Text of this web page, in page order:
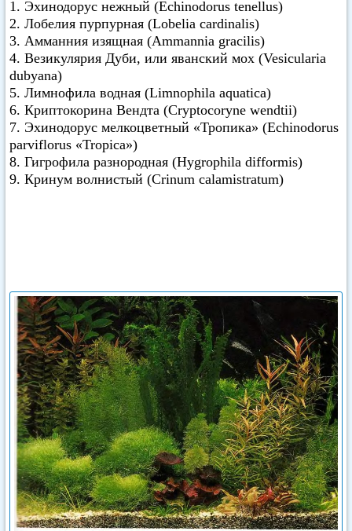
1. Эхинодорус нежный (Echinodorus tenellus)
2. Лобелия пурпурная (Lobelia cardinalis)
3. Амманния изящная (Ammannia gracilis)
4. Везикулярия Дуби, или яванский мох (Vesicularia
dubyana)
5. Лимнофила водная (Limnophila aquatica)
6. Криптокорина Вендта (Cryptocoryne wendtii)
7. Эхинодорус мелкоцветный «Тропика» (Echinodorus
parviflorus «Tropica»)
8. Гигрофила разнородная (Hygrophila difformis)
9. Кринум волнистый (Crinum calamistratum)